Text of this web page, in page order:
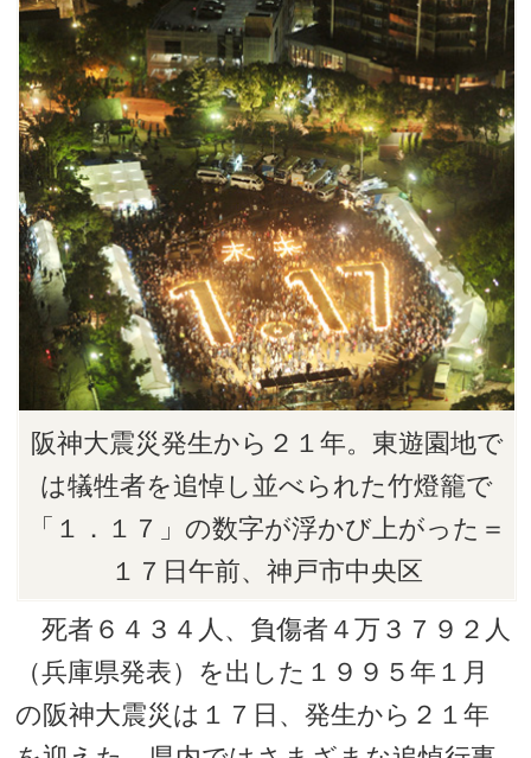
阪神大震災発生から２１年。東遊園地で
は犠牲者を追悼し並べられた竹燈籠で
「１．１７」の数字が浮かび上がった＝
１７日午前、神戸市中央区
死者６４３４人、負傷者４万３７９２人
（兵庫県発表）を出した１９９５年１月
の阪神大震災は１７日、発生から２１年